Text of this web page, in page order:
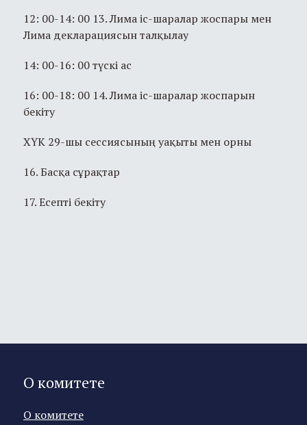
12: 00-14: 00 13. Лима іс-шаралар жоспары мен
Лима декларациясын талқылау
14: 00-16: 00 түскі ас
16: 00-18: 00 14. Лима іс-шаралар жоспарын
бекіту
ХҮК 29-шы сессиясының уақыты мен орны
16. Басқа сұрақтар
17. Есепті бекіту
О комитете
О комитете